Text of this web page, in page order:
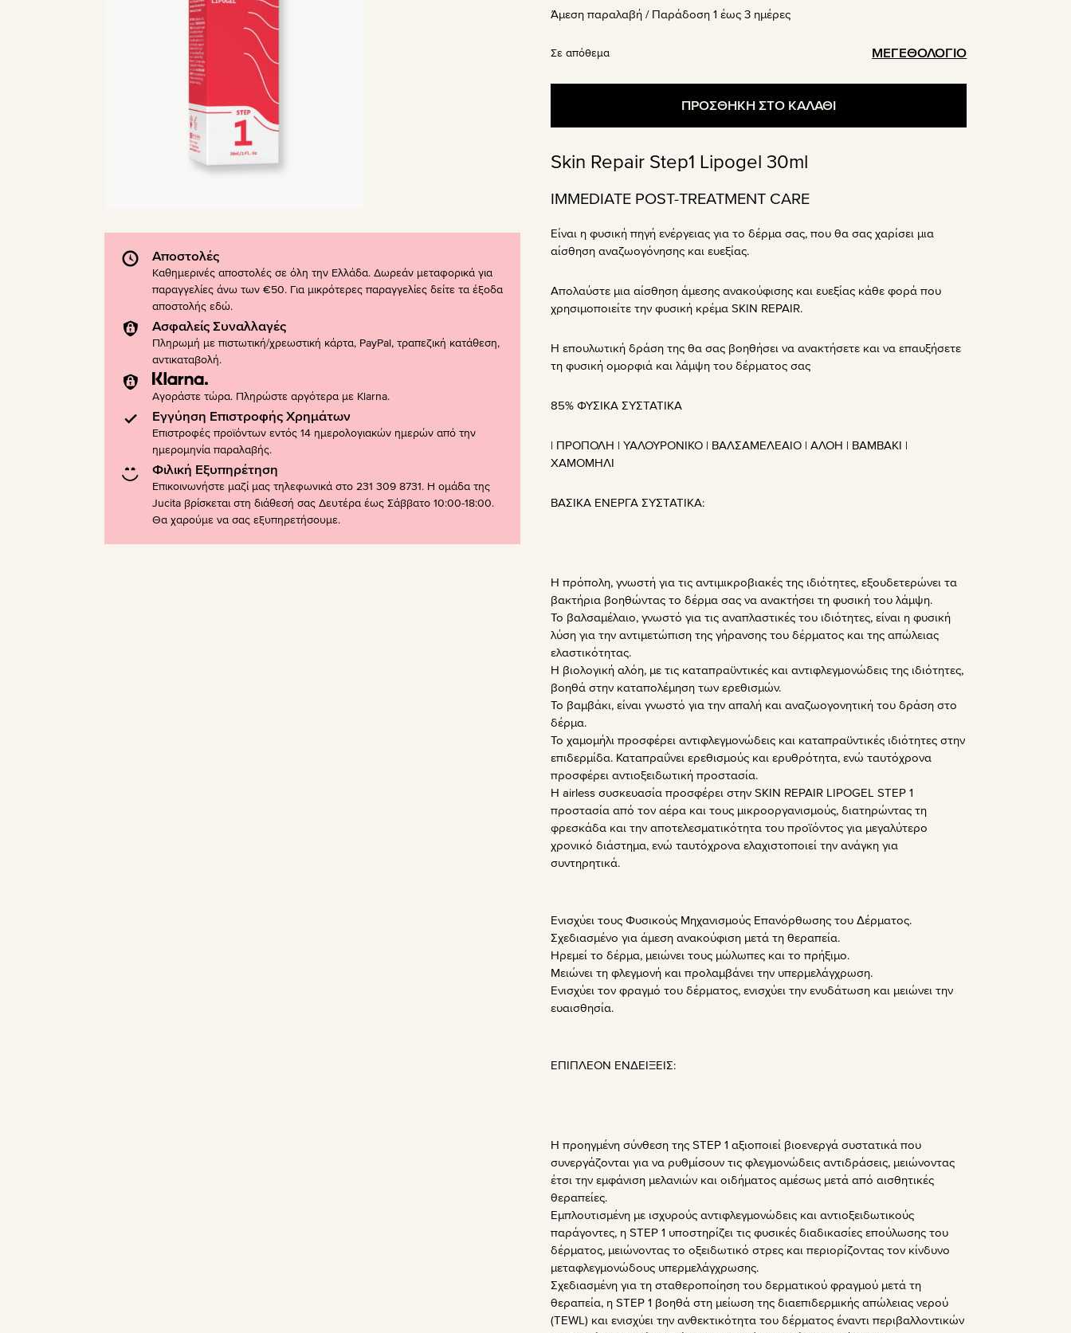
Άμεση παραλαβή / Παράδoση 1 έως 3 ημέρες
ΜΕΓΕΘΟΛΟΓΙΟ
Σε απόθεμα
ΠΡΟΣΘΗΚΗ ΣΤΟ ΚΑΛΑΘΙ
Skin Repair Step1 Lipogel 30ml
IMMEDIATE POST-TREATMENT CARE
Είναι η φυσική πηγή ενέργειας για το δέρμα σας, που θα σας χαρίσει μια
αίσθηση αναζωογόνησης και ευεξίας.
Απολαύστε μια αίσθηση άμεσης ανακούφισης και ευεξίας κάθε φορά που
χρησιμοποιείτε την φυσική κρέμα SKIN REPAIR.
Η επουλωτική δράση της θα σας βοηθήσει να ανακτήσετε και να επαυξήσετε
τη φυσική ομορφιά και λάμψη του δέρματος σας
85% ΦΥΣΙΚΑ ΣΥΣΤΑΤΙΚΑ
| ΠΡΟΠΟΛΗ | ΥΑΛΟΥΡΟΝΙΚΟ | ΒΑΛΣΑΜΕΛΕΑΙΟ | ΑΛΟΗ | ΒΑΜΒΑΚΙ |
ΧΑΜΟΜΗΛΙ
ΒΑΣΙΚΑ ΕΝΕΡΓΑ ΣΥΣΤΑΤΙΚΑ:
Η πρόπολη, γνωστή για τις αντιμικροβιακές της ιδιότητες, εξουδετερώνει τα
βακτήρια βοηθώντας το δέρμα σας να ανακτήσει τη φυσική του λάμψη.
Το βαλσαμέλαιο, γνωστό για τις αναπλαστικές του ιδιότητες, είναι η φυσική
λύση για την αντιμετώπιση της γήρανσης του δέρματος και της απώλειας
ελαστικότητας.
Η βιολογική αλόη, με τις καταπραϋντικές και αντιφλεγμονώδεις της ιδιότητες,
βοηθά στην καταπολέμηση των ερεθισμών.
Το βαμβάκι, είναι γνωστό για την απαλή και αναζωογονητική του δράση στο
δέρμα.
Το χαμομήλι προσφέρει αντιφλεγμονώδεις και καταπραϋντικές ιδιότητες στην
επιδερμίδα. Καταπραΰνει ερεθισμούς και ερυθρότητα, ενώ ταυτόχρονα
προσφέρει αντιοξειδωτική προστασία.
Η airless συσκευασία προσφέρει στην SKIN REPAIR LIPOGEL STEP 1
προστασία από τον αέρα και τους μικροοργανισμούς, διατηρώντας τη
φρεσκάδα και την αποτελεσματικότητα του προϊόντος για μεγαλύτερο
χρονικό διάστημα, ενώ ταυτόχρονα ελαχιστοποιεί την ανάγκη για
συντηρητικά.
Ενισχύει τους Φυσικούς Μηχανισμούς Επανόρθωσης του Δέρματος.
Σχεδιασμένο για άμεση ανακούφιση μετά τη θεραπεία.
Ηρεμεί το δέρμα, μειώνει τους μώλωπες και το πρήξιμο.
Μειώνει τη φλεγμονή και προλαμβάνει την υπερμελάγχρωση.
Ενισχύει τον φραγμό του δέρματος, ενισχύει την ενυδάτωση και μειώνει την
ευαισθησία.
ΕΠΙΠΛΕΟΝ ΕΝΔΕΙΞΕΙΣ:
Η προηγμένη σύνθεση της STEP 1 αξιοποιεί βιοενεργά συστατικά που
συνεργάζονται για να ρυθμίσουν τις φλεγμονώδεις αντιδράσεις, μειώνοντας
έτσι την εμφάνιση μελανιών και οιδήματος αμέσως μετά από αισθητικές
θεραπείες.
Εμπλουτισμένη με ισχυρούς αντιφλεγμονώδεις και αντιοξειδωτικούς
παράγοντες, η STEP 1 υποστηρίζει τις φυσικές διαδικασίες επούλωσης του
δέρματος, μειώνοντας το οξειδωτικό στρες και περιορίζοντας τον κίνδυνο
μεταφλεγμονώδους υπερμελάγχρωσης.
Σχεδιασμένη για τη σταθεροποίηση του δερματικού φραγμού μετά τη
θεραπεία, η STEP 1 βοηθά στη μείωση της διαεπιδερμικής απώλειας νερού
(TEWL) και ενισχύει την ανθεκτικότητα του δέρματος έναντι περιβαλλοντικών
Αποστολές
Καθημερινές αποστολές σε όλη την Ελλάδα. Δωρεάν μεταφορικά για
παραγγελίες άνω των €50. Για μικρότερες παραγγελίες δείτε τα έξοδα
αποστολής εδώ.
Ασφαλείς Συναλλαγές
Πληρωμή με πιστωτική/χρεωστική κάρτα, PayPal, τραπεζική κατάθεση,
αντικαταβολή.
Αγοράστε τώρα. Πληρώστε αργότερα με Klarna.
Εγγύηση Επιστροφής Χρημάτων
Επιστροφές προϊόντων εντός 14 ημερολογιακών ημερών από την
ημερομηνία παραλαβής.
Φιλική Εξυπηρέτηση
Επικοινωνήστε μαζί μας τηλεφωνικά στο 231 309 8731. Η ομάδα της
Jucita βρίσκεται στη διάθεσή σας Δευτέρα έως Σάββατο 10:00-18:00.
Θα χαρούμε να σας εξυπηρετήσουμε.